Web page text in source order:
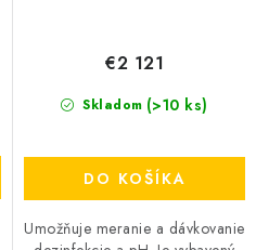
Skladom (>10 ks)
€2 121
DO KOŠÍKA
Umožňuje meranie a dávkovanie